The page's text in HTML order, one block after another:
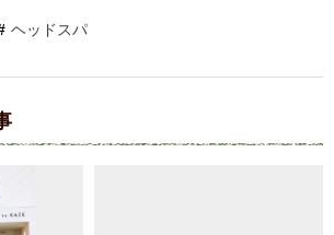
ヘッドスパ